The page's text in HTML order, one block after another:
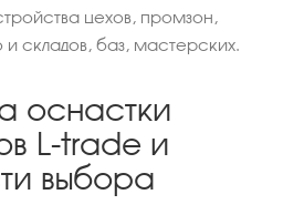
цехов, промзон,
и складов, баз, мастерских.
оснастки
L-trade и
выбора